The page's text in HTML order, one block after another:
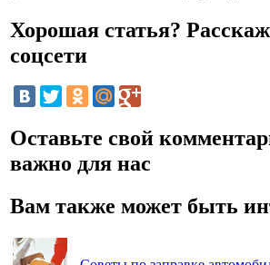
Хорошая статья?
соцсети
Оставьте свой
важно для нас
Вам также может быть